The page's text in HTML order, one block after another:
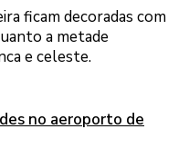
ficam decoradas com
a metade
e celeste.
no aeroporto de